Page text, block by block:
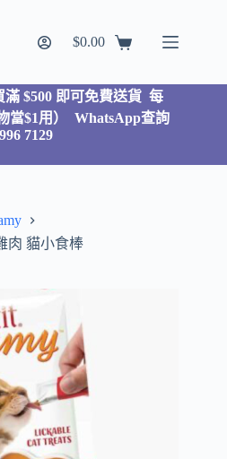
$0.00
滿 $500 即可免費送貨 每
當$1用）WhatsApp查詢
7129
肉 貓小食棒